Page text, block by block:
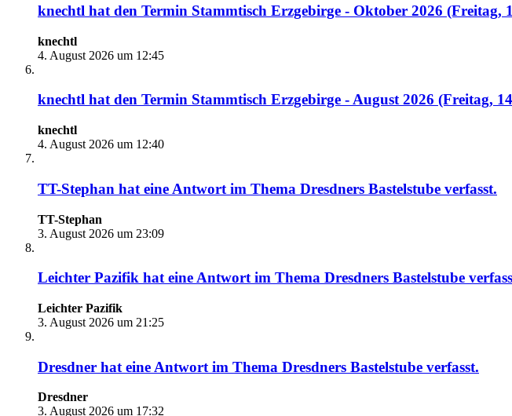
knechtl hat den Termin Stammtisch Erzgebirge - Oktober 2026
knechtl
4. August 2026 um 12:45
knechtl hat den Termin Stammtisch Erzgebirge - August 2026 (Freitag,
knechtl
4. August 2026 um 12:40
TT-Stephan hat eine Antwort im Thema Dresdners Bastelstube verfasst.
TT-Stephan
3. August 2026 um 23:09
Leichter Pazifik hat eine Antwort im Thema Dresdners Bastelstube
Leichter Pazifik
3. August 2026 um 21:25
Dresdner hat eine Antwort im Thema Dresdners Bastelstube verfasst.
Dresdner
3. August 2026 um 17:32